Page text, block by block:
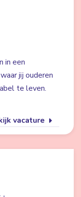
in een
jij ouderen
te leven.
vacature